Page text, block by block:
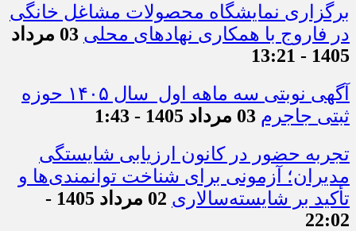
برگزاری نمایشگاه محصولات مشاغل خانگی
در فاروج با همکاری نهادهای محلی
03 مرداد
1405 - 13:21
آگهی نوبتی سه ماهه اول سال ۱۴۰۵ حوزه
ثبتی جاجرم 03 مرداد 1405 - 1:43
تجربه حضور در کانون ارزیابی شایستگی
مدیران؛ آزمونی برای شناخت توانمندی‌ها و
تأکید بر شایسته‌سالاری
02 مرداد 1405 -
22:02